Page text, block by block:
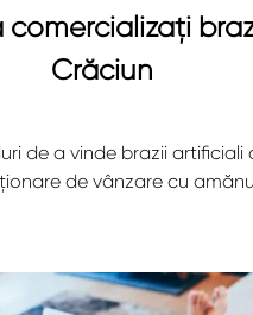
comercializați
Crăciun
de a vinde brazii artificiali
de vânzare cu